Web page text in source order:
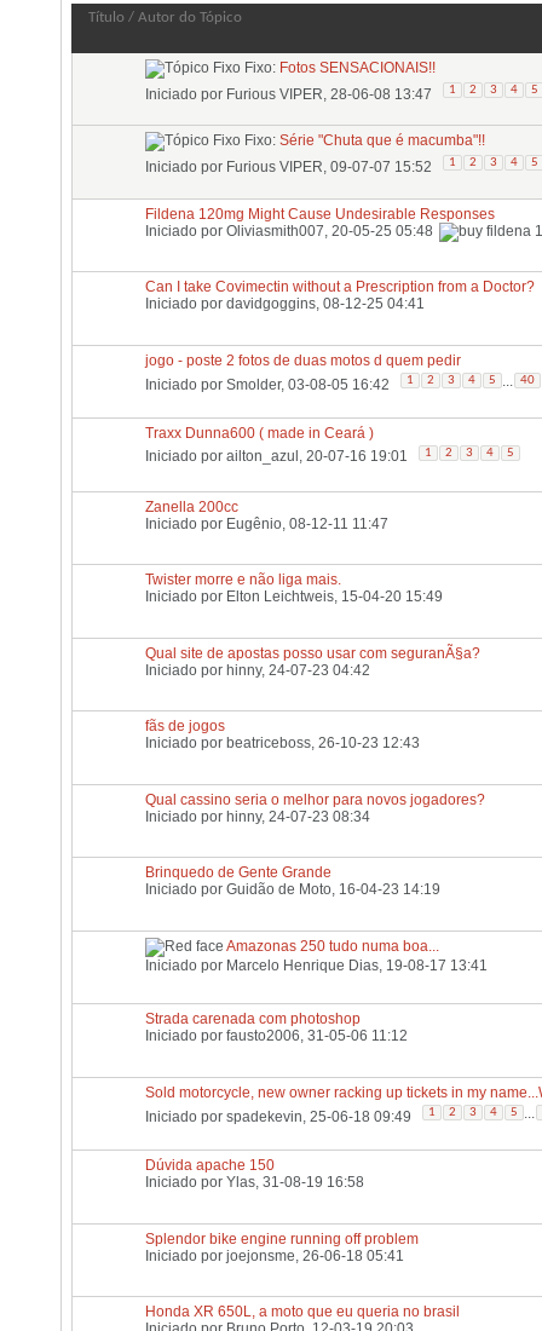
Título / Autor do Tópico
Fixo: Fotos SENSACIONAIS!!
Iniciado por Furious VIPER, 28-06-08 13:47 1 2 3 4 5
Fixo: Série "Chuta que é macumba"!!
Iniciado por Furious VIPER, 09-07-07 15:52 1 2 3 4 5
Fildena 120mg Might Cause Undesirable Responses
Iniciado por Oliviasmith007, 20-05-25 05:48
Can I take Covimectin without a Prescription from a Doctor?
Iniciado por davidgoggins, 08-12-25 04:41
jogo - poste 2 fotos de duas motos d quem pedir
Iniciado por Smolder, 03-08-05 16:42 1 2 3 4 5 ... 40
Traxx Dunna600 ( made in Ceará )
Iniciado por ailton_azul , 20-07-16 19:01 1 2 3 4 5
Zanella 200cc
Iniciado por Eugênio, 08-12-11 11:47
Twister morre e não liga mais.
Iniciado por Elton Leichtweis, 15-04-20 15:49
Qual site de apostas posso usar com seguranÃ§a?
Iniciado por hinny, 24-07-23 04:42
fãs de jogos
Iniciado por beatriceboss, 26-10-23 12:43
Qual cassino seria o melhor para novos jogadores?
Iniciado por hinny, 24-07-23 08:34
Brinquedo de Gente Grande
Iniciado por Guidão de Moto, 16-04-23 14:19
Amazonas 250 tudo numa boa...
Iniciado por Marcelo Henrique Dias , 19-08-17 13:41
Strada carenada com photoshop
Iniciado por fausto2006, 31-05-06 11:12
Sold motorcycle, new owner racking up tickets in my
Iniciado por spadekevin , 25-06-18 09:49 1 2 3 4 5
Dúvida apache 150
Iniciado por Ylas, 31-08-19 16:58
Splendor bike engine running off problem
Iniciado por joejonsme , 26-06-18 05:41
Honda XR 650L, a moto que eu queria no brasil